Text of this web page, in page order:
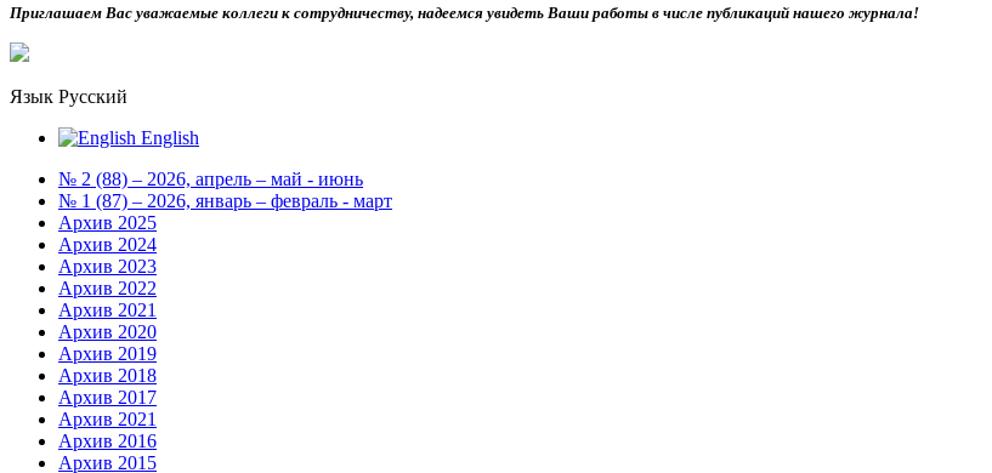
Приглашаем Вас уважаемые коллеги к сотрудничеству, надеемся увидеть Ваши работы в числе публикаций нашего журнала!
Язык Русский
English
№ 2 (88) – 2026, апрель – май - июнь
№ 1 (87) – 2026, январь – февраль - март
Архив 2025
Архив 2024
Архив 2023
Архив 2022
Архив 2021
Архив 2020
Архив 2019
Архив 2018
Архив 2017
Архив 2021
Архив 2016
Архив 2015